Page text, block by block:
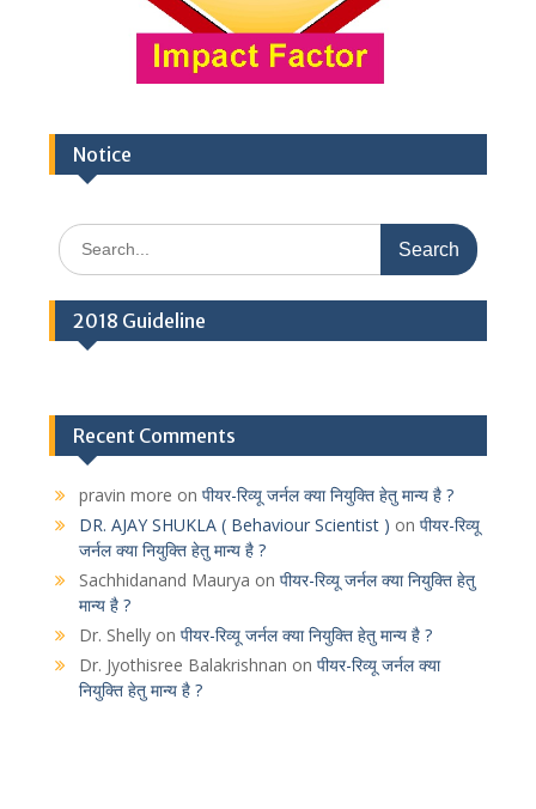
Notice
Search
for:
2018 Guideline
Recent Comments
pravin more on पीयर-रिव्यू जर्नल क्या नियुक्ति हेतु मान्य है ?
DR. AJAY SHUKLA ( Behaviour Scientist ) on पीयर-रिव्यू
जर्नल क्या नियुक्ति हेतु मान्य है ?
Sachhidanand Maurya on पीयर-रिव्यू जर्नल क्या नियुक्ति हेतु
मान्य है ?
Dr. Shellyon पीयर-रिव्यू जर्नल क्या नियुक्ति हेतु मान्य है ?
Dr. Jyothisree Balakrishnan on पीयर-रिव्यू जर्नल क्या
नियुक्ति हेतु मान्य है ?